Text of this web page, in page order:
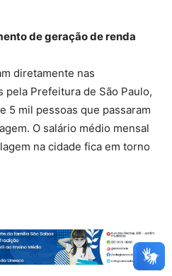
de geração de renda
diretamente nas
Prefeitura de São Paulo,
5 mil pessoas que passaram
O salário médio mensal
na cidade fica em torno